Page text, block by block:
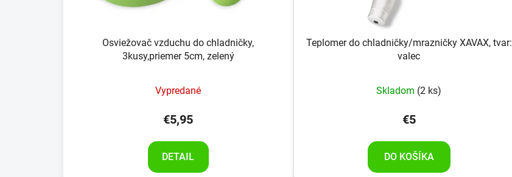
Osviežovač vzduchu do chladničky,
3kusy,priemer 5cm, zelený
Vypredané
€5,95
DETAIL
Teplomer do chladničky/mrazničky XAVAX, tvar:
valec
Skladom (2 ks)
€5
DO KOŠÍKA